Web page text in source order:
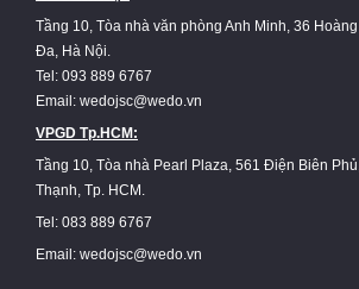
Tầng 10, Tòa nhà văn phòng Anh Minh, 36
Đa, Hà Nội.
Tel: 093 889 6767
Email: wedojsc@wedo.vn
VPGD Tp.HCM:
Tầng 10, Tòa nhà Pearl Plaza, 561 Điện Biên
Thạnh, Tp. HCM.
Tel: 083 889 6767
Email: wedojsc@wedo.vn